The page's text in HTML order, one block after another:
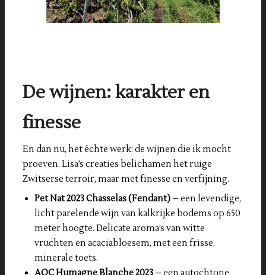
De wijnen: karakter en
finesse
En dan nu, het échte werk: de wijnen die ik mocht
proeven. Lisa’s creaties belichamen het ruige
Zwitserse terroir, maar met finesse en verfijning.
Pet Nat 2023 Chasselas (Fendant) – een levendige,
licht parelende wijn van kalkrijke bodems op 650
meter hoogte. Delicate aroma’s van witte
vruchten en acaciabloesem, met een frisse,
minerale toets.